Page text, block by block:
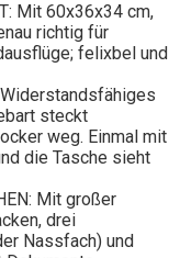
Mit 60x36x34 cm,
richtig für
felixbel und
Widerstandsfähiges
steckt
weg. Einmal mit
die Tasche sieht
Mit großer
drei
Nassfach) und